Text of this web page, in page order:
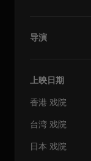
导演
上映日期
香港 戏院
台湾 戏院
日本 戏院